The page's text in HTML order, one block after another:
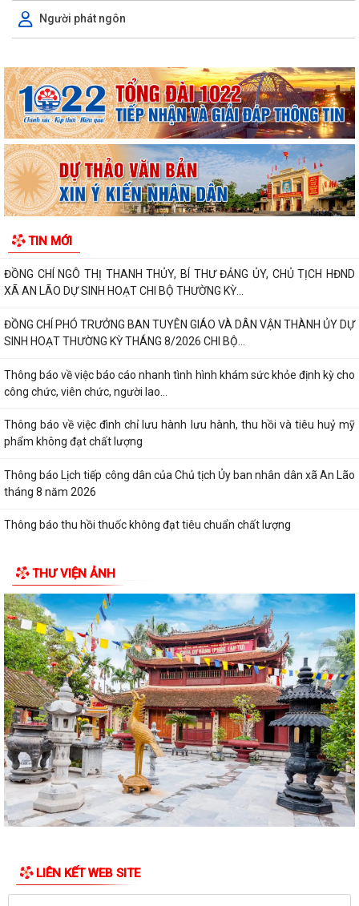
Người phát ngôn
TIN MỚI
XÃ AN LÃO TỔ CHỨC TẬP HUẤN TÍCH HỢP NỀN TẢNG MISA iGOV VÀ
ỨNG DỤNG TRÍ TUỆ NHÂN TẠO MISA ONE AI
HẢI PHÒNG QUYẾT TÂM THỰC HIỆN MỤC TIÊU TĂNG TRƯỞNG GRDP
TỪ 13% TRỞ LÊN
XÃ AN LÃO TỔ CHỨC HỘI NGHỊ ĐỐI THOẠI GIỮA NGƯỜI ĐỨNG ĐẦU
CẤP ỦY, CHÍNH QUYỀN VỚI NHÂN DÂN NĂM 2026.
XÃ AN LÃO GIAO BAN CÔNG TÁC CẢI CÁCH HÀNH CHÍNH QUÝ III NĂM
2026
NĂM 2026.
ĐỒNG CHÍ NGÔ THỊ THANH THỦY, BÍ THƯ ĐẢNG ỦY, CHỦ TỊCH HĐND
XÃ AN LÃO DỰ SINH HOẠT CHI BỘ THƯỜNG KỲ...
ĐỒNG CHÍ PHÓ TRƯỞNG BAN TUYÊN GIÁO VÀ DÂN VẬN THÀNH ỦY DỰ
SINH HOẠT THƯỜNG KỲ THÁNG 8/2026 CHI BỘ...
Thông báo về việc báo cáo nhanh tình hình khám sức khỏe định kỳ cho
công chức, viên chức, người lao...
Thông báo về việc đình chỉ lưu hành lưu hành, thu hồi và tiêu huỷ mỹ
phẩm không đạt chất lượng
Thông báo Lịch tiếp công dân của Chủ tịch Ủy ban nhân dân xã An Lão
tháng 8 năm 2026
Thông báo thu hồi thuốc không đạt tiêu chuẩn chất lượng
ĐẢM AN TOÀN THỰC PHẨM TẠI CÁC CƠ SỞ SẢN...
Đảng ủy - HĐND - UBND - Ủy ban MTTQ Việt Nam xã An Lão dâng
hương tri ân các anh hùng liệt sĩ
Thông báo số 43/TB-HĐND, ngày 29/7/2026 về Kết quả kỳ họp thứ 3
HĐND thành phố
ĐỒNG CHÍ LÊ VĂN HUY PHÓ CHỦ TỊCH UBND XÃ THĂM, TẶNG QUÀ
CÁC GIA ĐÌNH CHÍNH SÁCH NHÂN DỊP 27/7
ĐỒNG CHÍ NGUYỄN VĂN QUANG, PHÓ BÍ THƯ THƯỜNG TRỰC ĐẢNG ỦY
XÃ CHỦ TRÌ HỘI NGHỊ LÀM VIỆC VỚI BÍ THƯ...
ĐẢNG ỦY - HĐND - UBND - ỦY BAN MTTQ VIỆT NAM XÃ AN LÃO
THĂM, TẶNG QUÀ GIA ĐÌNH CHÍNH SÁCH NHÂN KỶ...
dự thảo Nghị quyết của Hội đồng...
THƯ VIỆN ẢNH
LIÊN KẾT WEB SITE